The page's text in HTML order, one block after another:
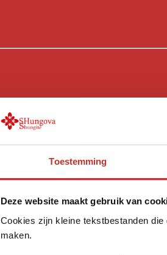
Toestemming
Deze website maakt gebruik van
Cookies zijn kleine tekstbestanden
maken.